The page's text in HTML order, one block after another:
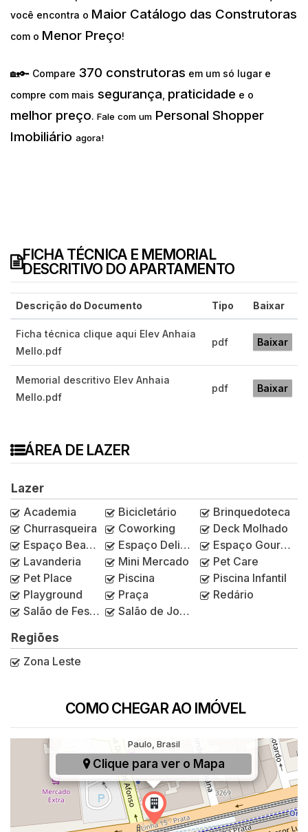
você encontra o Maior Catálogo das Construtoras
com o Menor Preço!
🏡🔑 Compare 370 construtoras em um só lugar e
compre com mais segurança praticidade e o
melhor preço. Fale com um Personal Shopper
Imobiliário agora!
FICHA TÉCNICA E MEMORIAL
DESCRITIVO DO APARTAMENTO
Descrição do Documento Tipo Baixar
Ficha técnica clique aqui Elev Anhaia
Mello.pdf
pdf Baixar
Memorial descritivo Elev Anhaia
Mello.pdf
pdf Baixar
ÁREA DE LAZER
Lazer
Academia
Bicicletário
Brinquedoteca
Churrasqueira
Coworking
Deck Molhado
Espaço Beauty
Espaço Delivery
Espaço Gourmet
Lavanderia
Mini Mercado
Pet Care
Pet Place
Piscina
Piscina Infantil
Playground
Praça
Redário
Salão de Festas
Salão de Jogos
Regiões
Zona Leste
COMO CHEGAR AO IMÓVEL
3003, Vila Prudente, São Paulo, SP, São
Paulo, Brasil
Clique para ver o Mapa